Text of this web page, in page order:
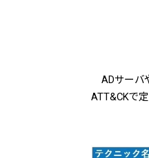
ADサーバ
ATT&CKで